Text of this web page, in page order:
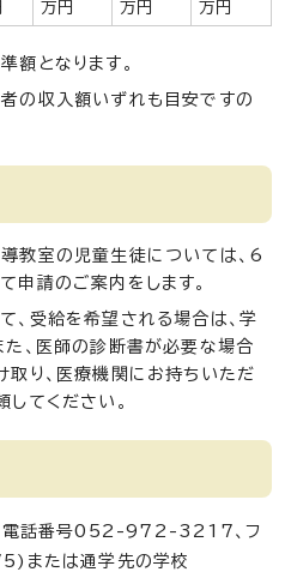
万円
万円
万円
額となります。
の収入額いずれも目安ですの
教室の児童生徒については、6
申請のご案内をします。
、受給を希望される場合は、学
た、医師の診断書が必要な場合
取り、医療機関にお持ちいただ
てください。
(電話番号052-972-3217、フ
たは通学先の学校